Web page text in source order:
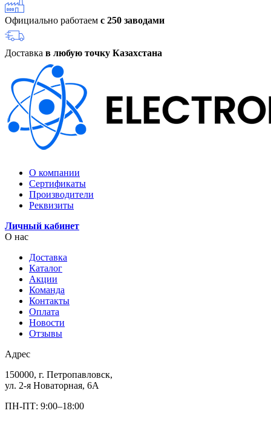
Официально работаем с 250 заводами
Доставка в любую точку Казахстана
О компании
Сертификаты
Производители
Реквизиты
Личный кабинет
О нас
Доставка
Каталог
Акции
Команда
Контакты
Оплата
Новости
Отзывы
Адрес
150000, г. Петропавловск,
ул. 2-я Новаторная, 6А
ПН-ПТ: 9:00–18:00